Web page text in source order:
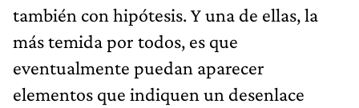
también con hipótesis. Y una de ellas, la
más temida por todos, es que
eventualmente puedan aparecer
elementos que indiquen un desenlace